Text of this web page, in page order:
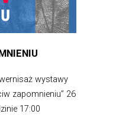
wystawy
zapomnieniu” 26
17:00